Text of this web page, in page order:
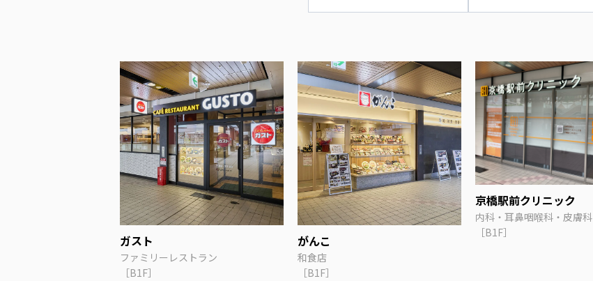
ガスト
ファミリーレストラン
［B1F］
がんこ
和食店
［B1F］
京橋駅前クリニック
内科・耳鼻咽喉科・皮膚科
［B1F］